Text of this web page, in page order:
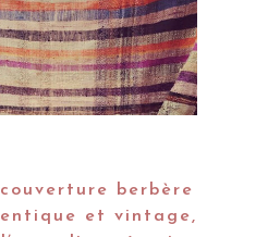
berbère
et vintage,